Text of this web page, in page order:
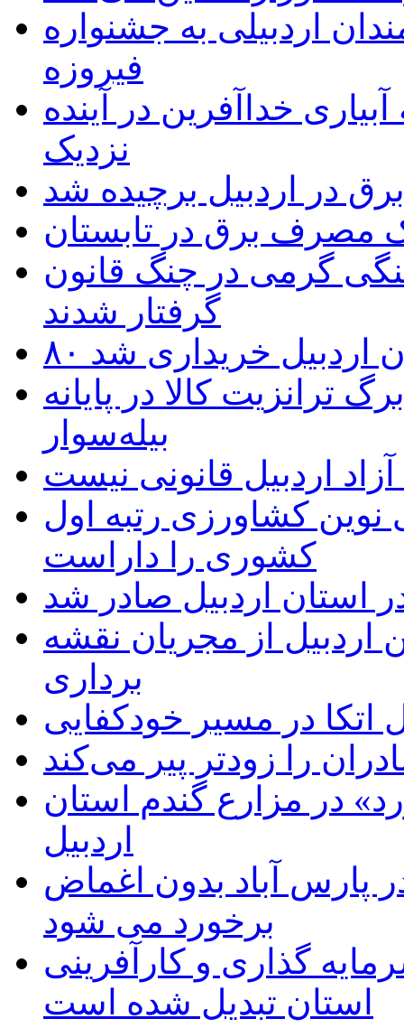
به۵۰ اثر هنرمندان اردبیلی به جشنواره
فیروزه
خداآفرین در آینده
نزدیک
مصرف برق در تابستان
گرمی در چنگ قانون
گرفتار شدند
اردبیل خریداری شد
کالا در پایانه
بیله‌سوار
اردبیل قانونی نیست
نوین کشاورزی رتبه اول
کشوری را داراست
استان اردبیل صادر شد
از مجریان نقشه
برداری
در مسیر خودکفایی
را زودتر پیر می‌کند
در مزارع گندم استان
اردبیل
پارس آباد بدون اغماض
برخورد می شود
گذاری و کارآفرینی
استان تبدیل شده است